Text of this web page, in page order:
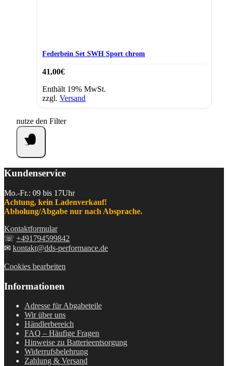
Federbein Set SWH Sport chrom
41,00€
Enthält 19% MwSt.
zzgl. Versand
nutze den Filter
Kundenservice
Mo.-Fr.: 09 bis 17Uhr
Achtung, kein Ladenverkauf!
Abholung/Abgabe nur nach Absprache.
Kontaktformular
☏ +491794599842
✉ kontakt@dds-performance.de
Cookies bearbeiten
Informationen
Adresse für Abgabeteile
Wir über uns
Händlerbereich
FAQ – Häufige Fragen
Hinweise zu Batterieentsorgung
Widerrufsbelehrung
Zahlung & Versand